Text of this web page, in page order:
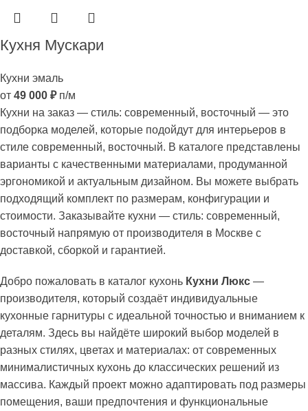
Кухня Мускари
Кухни эмаль
от 49 000 ₽п/м
Кухни на заказ — стиль: современный, восточный — это
подборка моделей, которые подойдут для интерьеров в
стиле современный, восточный. В каталоге представлены
варианты с качественными материалами, продуманной
эргономикой и актуальным дизайном. Вы можете выбрать
подходящий комплект по размерам, конфигурации и
стоимости. Заказывайте кухни — стиль: современный,
восточный напрямую от производителя в Москве с
доставкой, сборкой и гарантией.
Добро пожаловать в каталог кухонь Кухни Люкс —
производителя, который создаёт индивидуальные
кухонные гарнитуры с идеальной точностью и вниманием к
деталям. Здесь вы найдёте широкий выбор моделей в
разных стилях, цветах и материалах: от современных
минималистичных кухонь до классических решений из
массива. Каждый проект можно адаптировать под размеры
помещения, ваши предпочтения и функциональные